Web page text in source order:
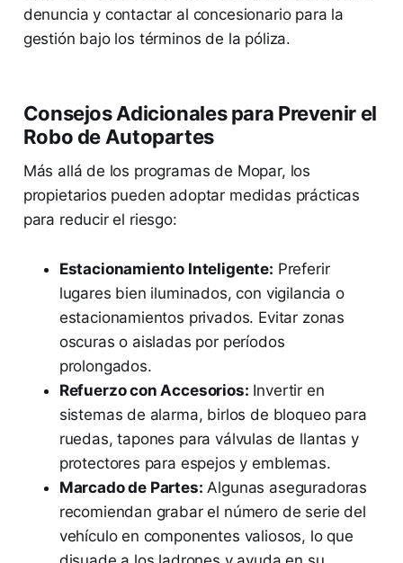
denuncia y contactar al concesionario para la
gestión bajo los términos de la póliza.
Consejos Adicionales para Prevenir el
Robo de Autopartes
Más allá de los programas de Mopar, los
propietarios pueden adoptar medidas prácticas
para reducir el riesgo:
Estacionamiento Inteligente: Preferir
lugares bien iluminados, con vigilancia o
estacionamientos privados. Evitar zonas
oscuras o aisladas por períodos
prolongados.
Refuerzo con Accesorios: Invertir en
sistemas de alarma, birlos de bloqueo para
ruedas, tapones para válvulas de llantas y
protectores para espejos y emblemas.
Marcado de Partes: Algunas aseguradoras
recomiendan grabar el número de serie del
vehículo en componentes valiosos, lo que